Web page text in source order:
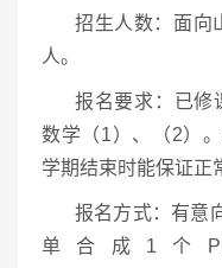
招生人数：面向
人。
报名要求：已修
数学（1）、（2）
学期结束时能保证正
报名方式：有意
单合成1个